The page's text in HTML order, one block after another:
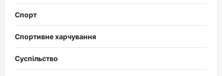
Спорт
Спортивне харчування
Суспільство